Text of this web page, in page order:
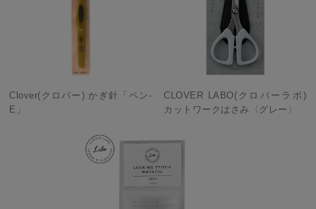
Clover(クロバー) かぎ針「ペン-
E」
CLOVER LABO(クロバーラボ)
カットワークはさみ〈グレー〉